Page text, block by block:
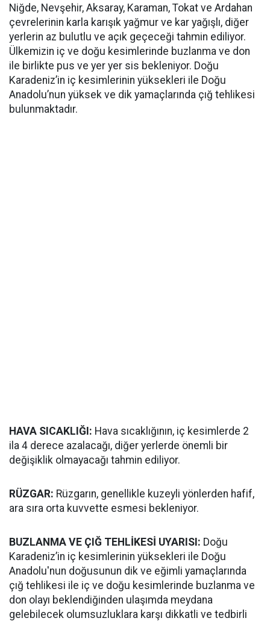
Niğde, Nevşehir, Aksaray, Karaman, Tokat ve Ardahan
çevrelerinin karla karışık yağmur ve kar yağışlı, diğer
yerlerin az bulutlu ve açık geçeceği tahmin ediliyor.
Ülkemizin iç ve doğu kesimlerinde buzlanma ve don
ile birlikte pus ve yer yer sis bekleniyor. Doğu
Karadeniz’in iç kesimlerinin yüksekleri ile Doğu
Anadolu’nun yüksek ve dik yamaçlarında çığ tehlikesi
bulunmaktadır.
HAVA SICAKLIĞI: Hava sıcaklığının, iç kesimlerde 2
ila 4 derece azalacağı, diğer yerlerde önemli bir
değişiklik olmayacağı tahmin ediliyor.
RÜZGAR: Rüzgarın, genellikle kuzeyli yönlerden hafif,
ara sıra orta kuvvette esmesi bekleniyor.
BUZLANMA VE ÇIĞ TEHLİKESİ UYARISI: Doğu
Karadeniz’in iç kesimlerinin yüksekleri ile Doğu
Anadolu'nun doğusunun dik ve eğimli yamaçlarında
çığ tehlikesi ile iç ve doğu kesimlerinde buzlanma ve
don olayı beklendiğinden ulaşımda meydana
gelebilecek olumsuzluklara karşı dikkatli ve tedbirli